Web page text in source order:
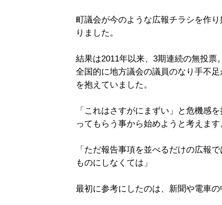
町議会が今のような広報チラシを作
りました。
結果は2011年以来、3期連続の無投票。
全国的に地方議会の議員のなり手不
を抱えていました。
「これはさすがにまずい」と危機感
ってもらう事から始めようと考えます
「ただ報告事項を並べるだけの広報
ものにしなくては」
最初に参考にしたのは、新聞や電車